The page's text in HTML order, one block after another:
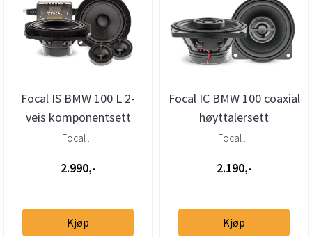
Focal IS BMW 100 L 2-
veis komponentsett
Focal ...
2.990,-
Kjøp
Focal IC BMW 100 coaxial
høyttalersett
Focal ...
2.190,-
Kjøp